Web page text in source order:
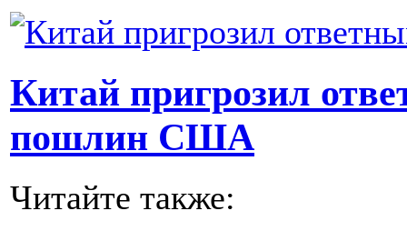
Китай пригрозил
пошлин США
Читайте также: